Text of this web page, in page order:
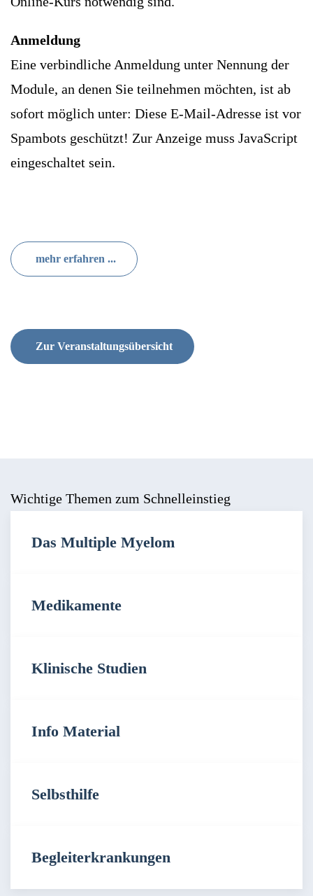
Anmeldung
Eine verbindliche Anmeldung unter Nennung der
Module, an denen Sie teilnehmen möchten, ist ab
sofort möglich unter: Diese E-Mail-Adresse ist vor
Spambots geschützt! Zur Anzeige muss JavaScript
eingeschaltet sein.
mehr erfahren ...
Zur Veranstaltungsübersicht
Wichtige Themen zum Schnelleinstieg
Das Multiple Myelom
Medikamente
Klinische Studien
Info Material
Selbsthilfe
Begleiterkrankungen